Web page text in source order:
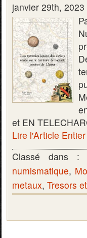
janvier 29th, 2023
et EN
Lire l'Article Entier
Classé dans :
numismatique,
metaux, Tresors